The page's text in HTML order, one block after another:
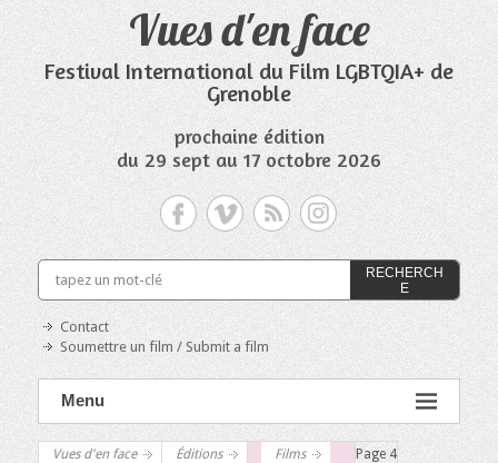
Vues d'en face
Festival International du Film LGBTQIA+ de
Grenoble
prochaine édition
du 29 sept au 17 octobre 2026
RECHERCH
E
Contact
Soumettre un film / Submit a film
Menu
Vues d'en face Éditions Films Page 4